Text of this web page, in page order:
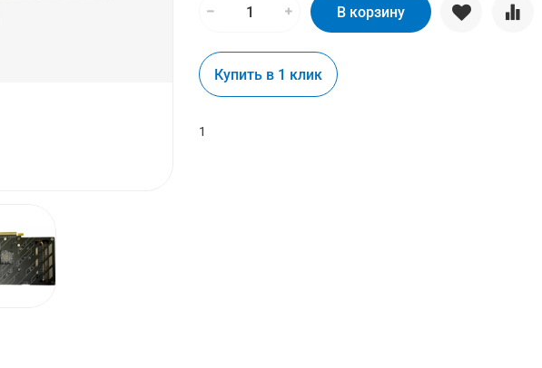
В корзину
Купить в 1 клик
1